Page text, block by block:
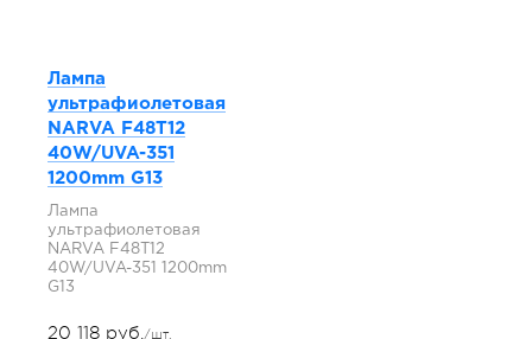
Лампа
ультрафиолетовая
NARVA F48T12
40W/UVA-351
1200mm G13
Лампа
ультрафиолетовая
NARVA F48T12
40W/UVA-351 1200mm
G13
20 118 руб./шт.